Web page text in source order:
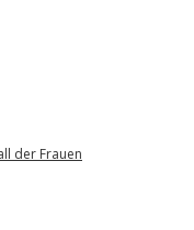
der Frauen